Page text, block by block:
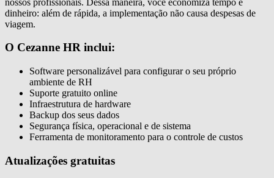
dinheiro: além de rápida, a implementação não causa despesas de
viagem.
O Cezanne HR inclui:
Software personalizável para configurar o seu próprio
ambiente de RH
Suporte gratuito online
Infraestrutura de hardware
Backup dos seus dados
Segurança física, operacional e de sistema
Ferramenta de monitoramento para o controle de custos
Atualizações gratuitas